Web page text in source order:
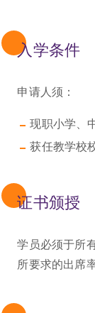
入学条件
申请人须：
现职小学、
获任教学校
证书颁授
学员必须于所
所要求的出席